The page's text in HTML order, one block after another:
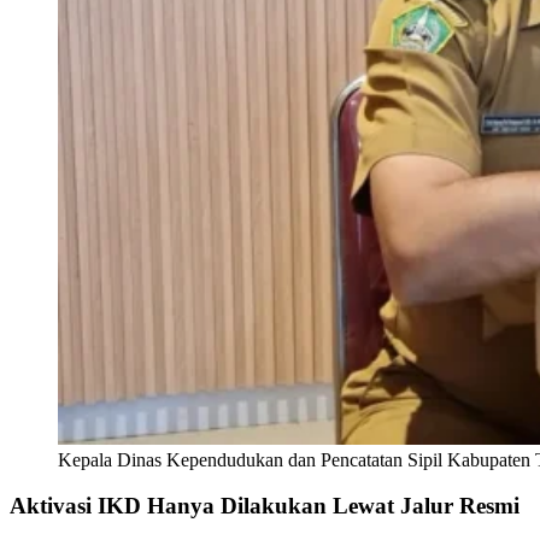
Kepala Dinas Kependudukan dan Pencatatan Sipil
Aktivasi IKD Hanya Dilakukan Lewat Jalur Resmi